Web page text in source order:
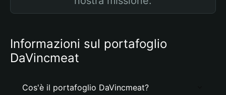
Informazioni sul portafoglio
DaVincmeat
Cos'è il portafoglio DaVincmeat?